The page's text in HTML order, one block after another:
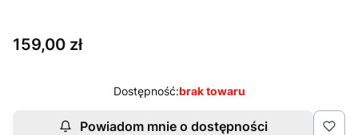
Cena
159,00 zł
Dostępność:brak towaru
Powiadom mnie o dostępności